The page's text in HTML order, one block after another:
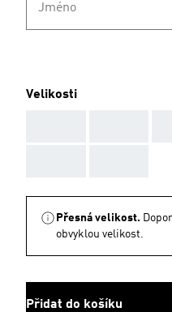
Jméno
Velikosti
Přesná velikost.
obvyklou velikost.
Přidat do košíku